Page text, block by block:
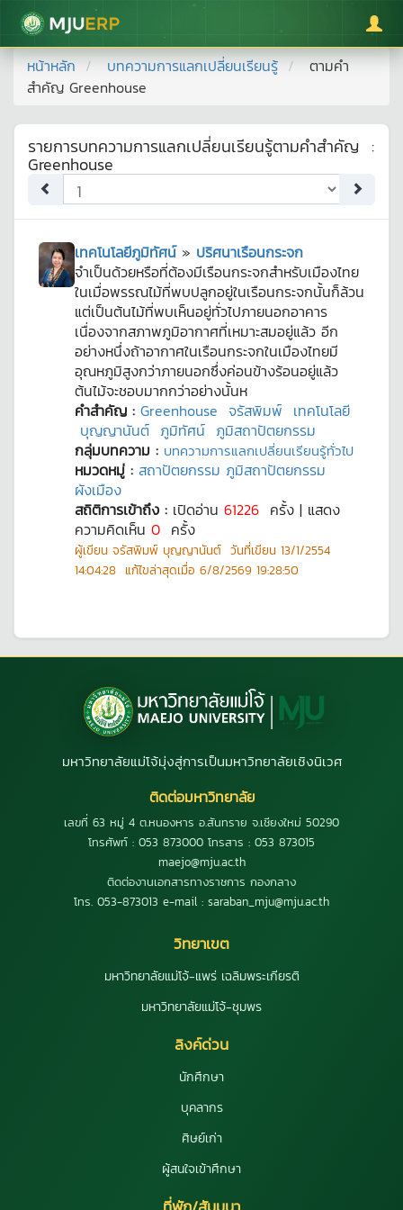
มหาวิทยาลัยแม่โจ้
หน้าหลัก บทความการแลกเปลี่ยนเรียนรู้
ตามคำ
สำคัญ Greenhouse
รายการบทความการแลกเปลี่ยนเรียนรู้ตามคำสำคัญ :
Greenhouse
เทคโนโลยีภูมิทัศน์» ปริศนาเรือนกระจก
จำเป็นด้วยหรือที่ต้องมีเรือนกระจกสำหรับเมืองไทย
ในเมื่อพรรณไม้ที่พบปลูกอยู่ในเรือนกระจกนั้นก็ล้วน
แต่เป็นต้นไม้ที่พบเห็นอยู่ทั่วไปภายนอกอาคาร
เนื่องจากสภาพภูมิอากาศที่เหมาะสมอยู่แล้ว อีก
อย่างหนึ่งถ้าอากาศในเรือนกระจกในเมืองไทยมี
อุณหภูมิสูงกว่าภายนอกซึ่งค่อนข้างร้อนอยู่แล้ว
ต้นไม้จะชอบมากกว่าอย่างนั้นห
คำสำคัญ : Greenhouse จรัสพิมพ์ เทคโนโลยี
บุญญานันต์ ภูมิทัศน์ ภูมิสถาปัตยกรรม
กลุ่มบทความ : บทความการแลกเปลี่ยนเรียนรู้ทั่วไป
หมวดหมู่ : สถาปัตยกรรม ภูมิสถาปัตยกรรม
ผังเมือง
สถิติการเข้าถึง : เปิดอ่าน 61226 ครั้ง | แสดง
ความคิดเห็น 0 ครั้ง
ผู้เขียน จรัสพิมพ์ บุญญานันต์ วันที่เขียน 13/1/2554
14:04:28 แก้ไขล่าสุดเมื่อ 6/8/2569 19:28:50
มหาวิทยาลัยแม่โจ้มุ่งสู่การเป็นมหาวิทยาลัยเชิงนิเวศ
ติดต่อมหาวิทยาลัย
เลขที่ 63 หมู่ 4 ต.หนองหาร อ.สันทราย จ.เชียงใหม่ 50290
โทรศัพท์ : 053 873000 โทรสาร : 053 873015
maejo@mju.ac.th
ติดต่องานเอกสารทางราชการ กองกลาง
โทร. 053-873013 e-mail : saraban_mju@mju.ac.th
วิทยาเขต
มหาวิทยาลัยแม่โจ้-แพร่ เฉลิมพระเกียรติ
มหาวิทยาลัยแม่โจ้-ชุมพร
ลิงค์ด่วน
นักศึกษา
บุคลากร
ศิษย์เก่า
ผู้สนใจเข้าศึกษา